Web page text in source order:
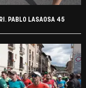
PABLO LASAOSA 45